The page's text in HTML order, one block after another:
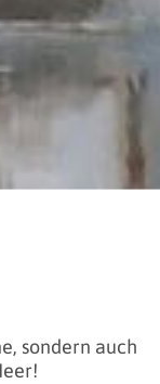
sondern auch